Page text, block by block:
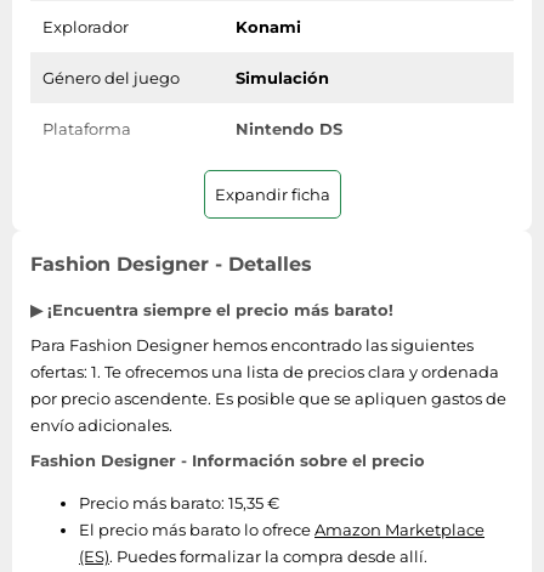
Explorador Konami
Género del juego Simulación
Plataforma Nintendo DS
Expandir ficha
Fashion Designer - Detalles
▶ ¡Encuentra siempre el precio más barato!
Para Fashion Designer hemos encontrado las siguientes
ofertas: 1. Te ofrecemos una lista de precios clara y ordenada
por precio ascendente. Es posible que se apliquen gastos de
envío adicionales.
Fashion Designer - Información sobre el precio
Precio más barato: 15,35 €
El precio más barato lo ofreceAmazon Marketplace
(ES). Puedes formalizar la compra desde allí.